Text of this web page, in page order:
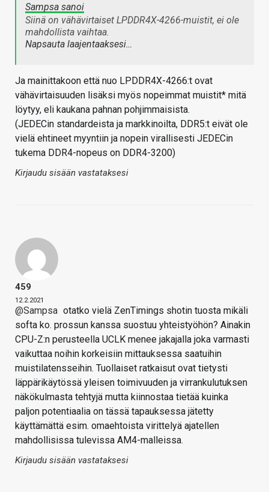
Sampsa sanoi
Siinä on vähävirtaiset LPDDR4X-4266-muistit, ei ole
mahdollista vaihtaa.
Napsauta laajentaaksesi…
Ja mainittakoon että nuo LPDDR4X-4266:t ovat
vähävirtaisuuden lisäksi myös nopeimmat muistit* mitä
löytyy, eli kaukana pahnan pohjimmaisista.
(JEDECin standardeista ja markkinoilta, DDR5:t eivät ole
vielä ehtineet myyntiin ja nopein virallisesti JEDECin
tukema DDR4-nopeus on DDR4-3200)
Kirjaudu sisään vastataksesi
459
12.2.2021
@Sampsa otatko vielä ZenTimings shotin tuosta mikäli
softa ko. prossun kanssa suostuu yhteistyöhön? Ainakin
CPU-Z:n perusteella UCLK menee jakajalla joka varmasti
vaikuttaa noihin korkeisiin mittauksessa saatuihin
muistilatensseihin. Tuollaiset ratkaisut ovat tietysti
läppärikäytössä yleisen toimivuuden ja virrankulutuksen
näkökulmasta tehtyjä mutta kiinnostaa tietää kuinka
paljon potentiaalia on tässä tapauksessa jätetty
käyttämättä esim. omaehtoista virittelyä ajatellen
mahdollisissa tulevissa AM4-malleissa.
Kirjaudu sisään vastataksesi